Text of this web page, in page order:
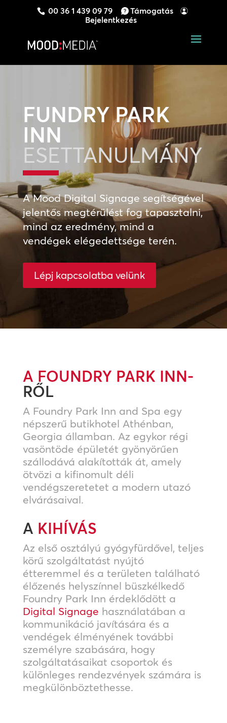
00 36 1 439 09 79
Támogatás
Bejelentkezés
FUNDRY PARK
INN
ESETTANULMÁNY
A Mood Digital Signage segítségével
jelentős megtérülést fog tapasztalni,
mind az eredmény, mind a
vendégek elégedettsége terén.
Lépj kapcsolatba velünk
A FOUNDRY PARK INN-
RŐL
A Foundry Park Inn and Spa egy
népszerű butikhotel Athénban,
Georgia államban. Az egykor régi
vasöntöde épületét gyönyörűen
szállodává alakították át, amely
ötvözi a kifinomult déli
vendégszeretetet a modern utazó
elvárásaival.
A KIHÍVÁS
Az első osztályú gyógyfürdővel, teljes
körű szolgáltatást nyújtó
étteremmel és a területen található
élőzenés helyszínnel büszkélkedő
Foundry Park Inn érdeklődött a
Digital Signage használatában a
kommunikáció javítására és a
vendégek élményének további
személyre szabására, hogy
szolgáltatásaikat csoportok és
különleges rendezvények számára is
megkülönböztethesse.